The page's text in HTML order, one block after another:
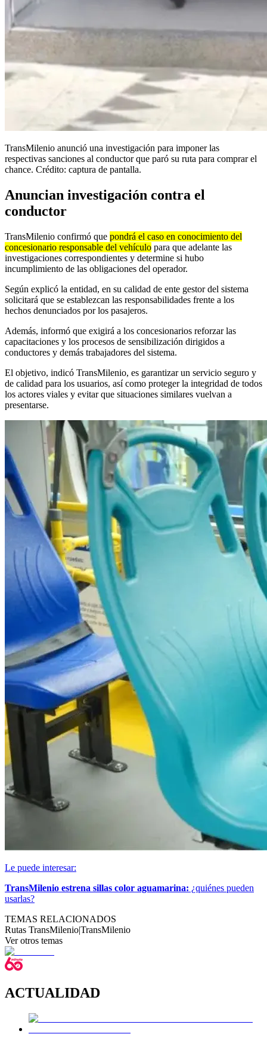
TransMilenio anunció una investigación para imponer las
respectivas sanciones al conductor que paró su ruta para comprar el
chance. Crédito: captura de pantalla.
Anuncian investigación contra el
conductor
TransMilenio confirmó que pondrá el caso en conocimiento del
concesionario responsable del vehículo para que adelante las
investigaciones correspondientes y determine si hubo
incumplimiento de las obligaciones del operador.
Según explicó la entidad, en su calidad de ente gestor del sistema
solicitará que se establezcan las responsabilidades frente a los
hechos denunciados por los pasajeros.
Además, informó que exigirá a los concesionarios reforzar las
capacitaciones y los procesos de sensibilización dirigidos a
conductores y demás trabajadores del sistema.
El objetivo, indicó TransMilenio, es garantizar un servicio seguro y
de calidad para los usuarios, así como proteger la integridad de todos
los actores viales y evitar que situaciones similares vuelvan a
presentarse.
Le puede interesar:
TransMilenio estrena sillas color aguamarina: ¿quiénes pueden
usarlas?
TEMAS RELACIONADOS
Rutas TransMilenio|TransMilenio
Ver otros temas
ACTUALIDAD